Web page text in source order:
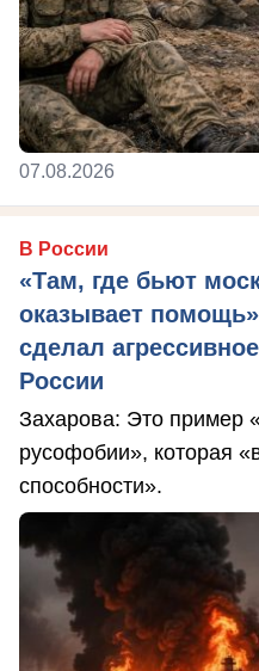
07.08.2026
В России
«Там, где бьют
оказывает
сделал
России
Захарова: Это пример
русофобии», которая
способности».